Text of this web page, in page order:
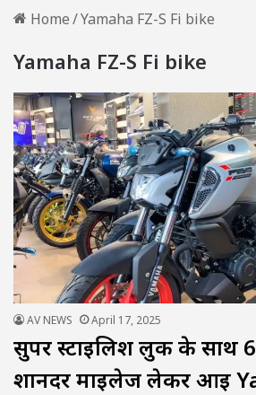
Home/Yamaha FZ-S Fi bike
Yamaha FZ-S Fi bike
AV NEWS April 17, 2025
सुपर स्टाइलिश लुक के साथ
शानदर माइलेज लेकर आई